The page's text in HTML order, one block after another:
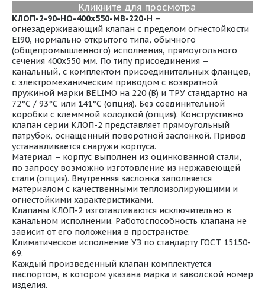
Кликните для просмотра
КЛОП-2-90-НО-400х550-МВ-220-Н –
огнезадерживающий клапан с пределом огнестойкости
EI90, нормально открытого типа, обычного
(общепромышленного) исполнения, прямоугольного
сечения 400х550 мм. По типу присоединения –
канальный, с комплектом присоединительных фланцев,
с электромеханическим приводом с возвратной
пружиной марки BELIMO на 220 (В) и ТРУ стандартно на
72°С / 93°С или 141°С (опция). Без соединительной
коробки с клеммной колодкой (опция). Конструктивно
клапан серии КЛОП-2 представляет прямоугольный
патрубок, оснащенный поворотной заслонкой. Привод
устанавливается снаружи корпуса.
Материал – корпус выполнен из оцинкованной стали,
по запросу возможно изготовление из нержавеющей
стали (опция). Внутренняя заслонка заполняется
материалом с качественными теплоизолирующими и
огнестойкими характеристиками.
Клапаны КЛОП-2 изготавливаются исключительно в
канальном исполнении. Работоспособность клапана не
зависит от его положения в пространстве.
Климатическое исполнение УЗ по стандарту ГОСТ 15150-
69.
Каждый произведенный клапан комплектуется
паспортом, в котором указана марка и заводской номер
изделия.